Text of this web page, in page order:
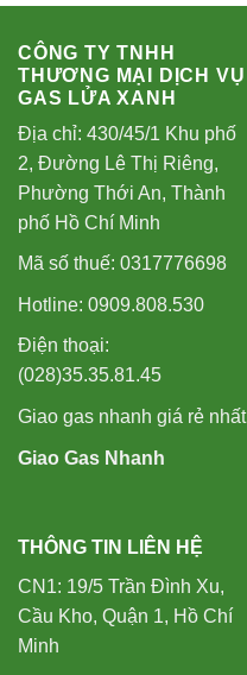
CÔNG TY TNHH
THƯƠNG MẠI DỊCH VỤ
GAS LỬA XANH
Địa chỉ: 430/45/1 Khu phố
2, Đường Lê Thị Riêng,
Phường Thới An, Thành
phố Hồ Chí Minh
Mã số thuế: 0317776698
Hotline: 0909.808.530
Điện thoại:
(028)35.35.81.45
Giao gas nhanh giá rẻ nhất
Giao Gas Nhanh
THÔNG TIN LIÊN HỆ
CN1: 19/5 Trần Đình Xu,
Cầu Kho, Quận 1, Hồ Chí
Minh